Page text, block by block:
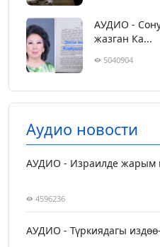
АУДИО -
жазган Ка...
5040904
Аудио новости
АУДИО - Израилде жарым
4596236
АУДИО - Түркиядагы